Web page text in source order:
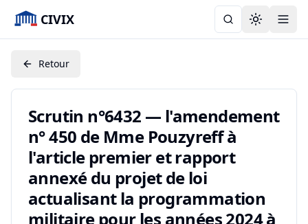
CIVIX Toggle
Retour
Scrutin n°6432 — l'amendement
n° 450 de Mme Pouzyreff à
l'article premier et rapport
annexé du projet de loi
actualisant la programmation
militaire pour les années 2024 à